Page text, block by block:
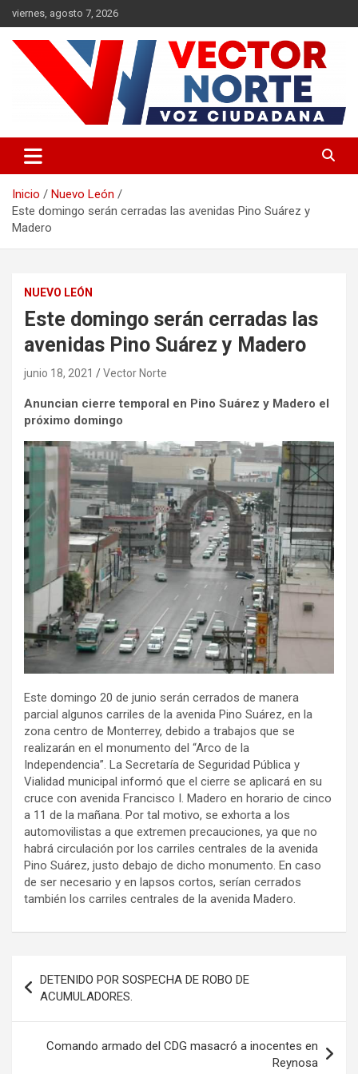
Saltar
al
contenido
viernes, agosto 7, 2026
Vector Norte
Inicio
Nuevo León
Este domingo serán cerradas las avenidas Pino Suárez y
Madero
NUEVO LEÓN
Este domingo serán cerradas las
avenidas Pino Suárez y Madero
junio 18, 2021 Vector Norte
Anuncian cierre temporal en Pino Suárez y Madero el
próximo domingo
Este domingo 20 de junio serán cerrados de manera
parcial algunos carriles de la avenida Pino Suárez, en la
zona centro de Monterrey, debido a trabajos que se
realizarán en el monumento del “Arco de la
Independencia”. La Secretaría de Seguridad Pública y
Vialidad municipal informó que el cierre se aplicará en su
cruce con avenida Francisco I. Madero en horario de cinco
a 11 de la mañana. Por tal motivo, se exhorta a los
automovilistas a que extremen precauciones, ya que no
habrá circulación por los carriles centrales de la avenida
Pino Suárez, justo debajo de dicho monumento. En caso
de ser necesario y en lapsos cortos, serían cerrados
también los carriles centrales de la avenida Madero.
de
entradas
DETENIDO POR SOSPECHA DE ROBO DE
ACUMULADORES.
Comando armado del CDG masacró a inocentes en
Reynosa